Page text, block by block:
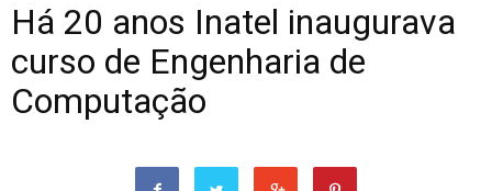
Há 20 anos Inatel inaugurava
curso de Engenharia de
Computação